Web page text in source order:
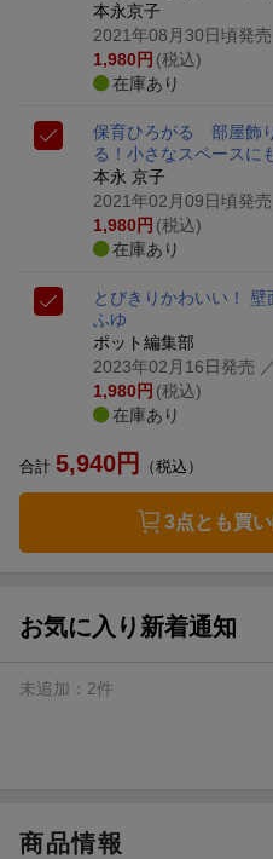
本永京子
2021年08月30日頃発売
1,980円 (税込)
在庫あり
保育ひろがる 部屋飾
る！小さなスペースに
本永 京子
2021年02月09日頃発売
1,980円 (税込)
在庫あり
とびきりかわいい！
ふゆ
ポット編集部
2023年02月16日発売
1,980円 (税込)
在庫あり
合計 5,940円 （税込）
3点とも買
お気に入り新着通知
未追加： 2件
商品情報